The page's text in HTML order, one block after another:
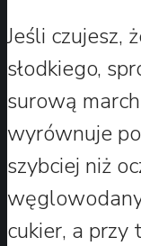
Jeśli czujesz,
słodkiego,
surową
wyrównuje
szybciej niż
cukier, a przy